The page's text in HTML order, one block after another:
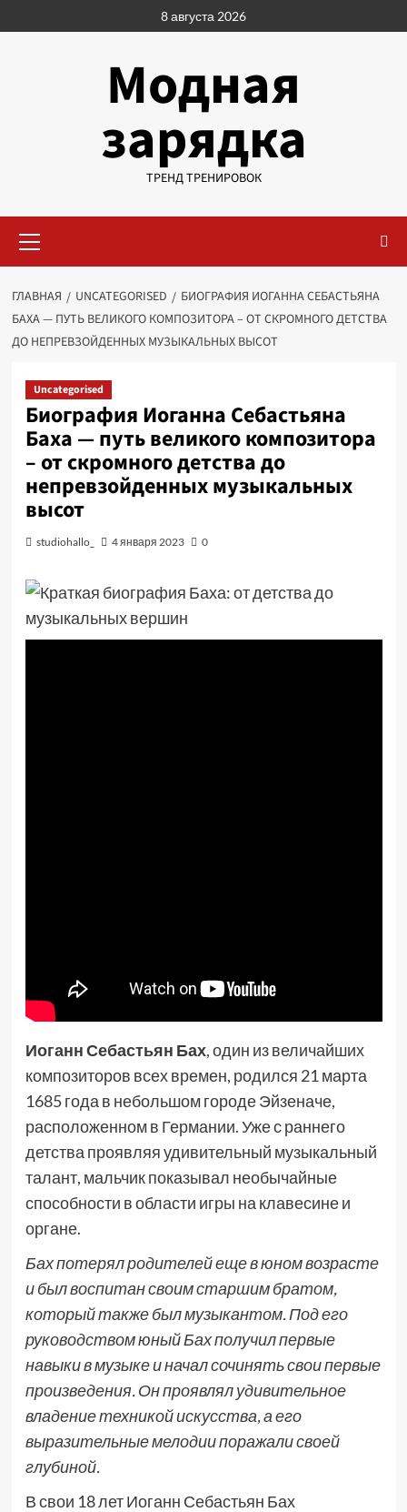
к
8 августа 2026
Модная
зарядка
ТРЕНД ТРЕНИРОВОК
меню
ГЛАВНАЯ UNCATEGORISED
БИОГРАФИЯ ИОГАННА СЕБАСТЬЯНА
БАХА — ПУТЬ ВЕЛИКОГО КОМПОЗИТОРА – ОТ СКРОМНОГО ДЕТСТВА
ДО НЕПРЕВЗОЙДЕННЫХ МУЗЫКАЛЬНЫХ ВЫСОТ
Uncategorised
Биография Иоганна Себастьяна
Баха — путь великого композитора
– от скромного детства до
непревзойденных музыкальных
высот
studiohallo_ 4 января 2023 0
Иоганн Себастьян Бах, один из величайших
композиторов всех времен, родился 21 марта
1685 года в небольшом городе Эйзеначе,
расположенном в Германии. Уже с раннего
детства проявляя удивительный музыкальный
талант, мальчик показывал необычайные
способности в области игры на клавесине и
органе.
Бах потерял родителей еще в юном возрасте
и был воспитан своим старшим братом,
который также был музыкантом. Под его
руководством юный Бах получил первые
навыки в музыке и начал сочинять свои первые
произведения. Он проявлял удивительное
владение техникой искусства, а его
выразительные мелодии поражали своей
глубиной.
В свои 18 лет Иоганн Себастьян Бах